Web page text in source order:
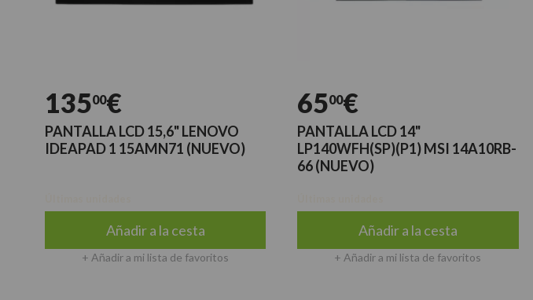
13500€
PANTALLA LCD 15,6" LENOVO
IDEAPAD 1 15AMN71 (NUEVO)
Añadir a la cesta
+ Añadir a mi lista de favoritos
6500€
PANTALLA LCD 14"
LP140WFH(SP)(P1) MSI 14A10RB-
66 (NUEVO)
Añadir a la cesta
+ Añadir a mi lista de favoritos